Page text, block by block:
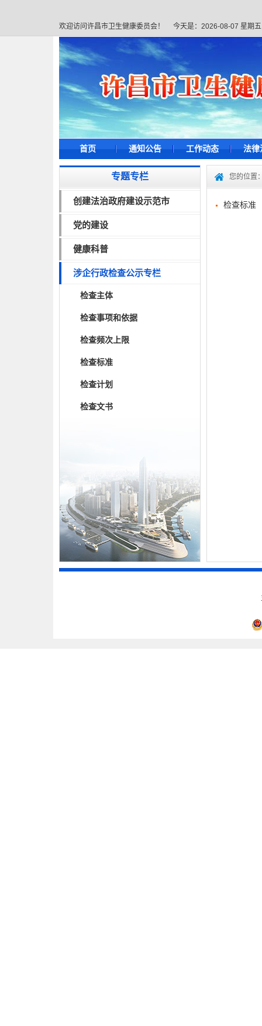
欢迎访问许昌市卫生健康委员会！ 今天是： 2026-08-07 星期五
首页 通知公告 工作动态 法律
专题专栏
创建法治政府建设示范市
党的建设
健康科普
涉企行政检查公示专栏
检查主体
检查事项和依据
检查频次上限
检查标准
检查计划
检查文书
您的位置
检查标准